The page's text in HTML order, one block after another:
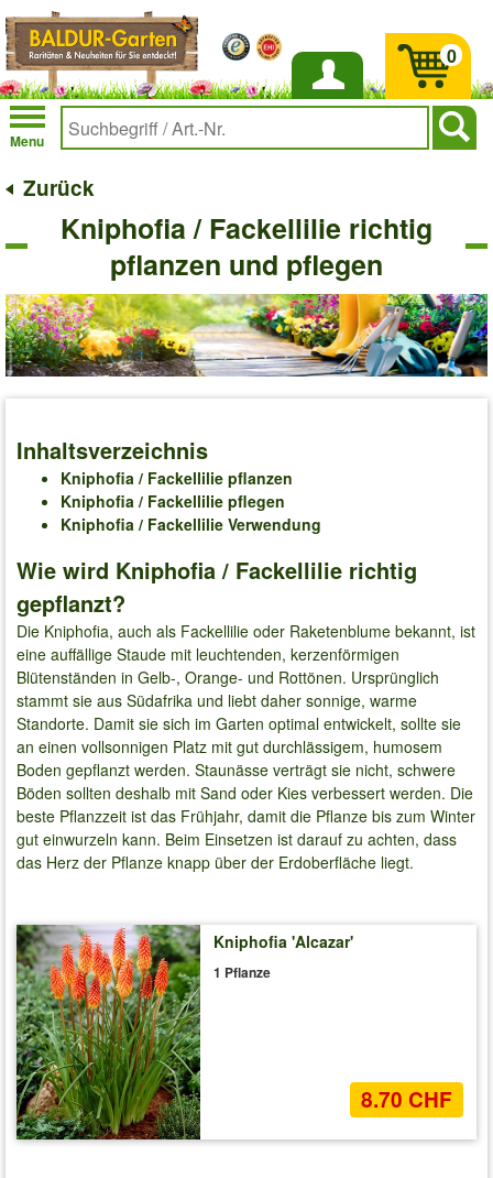
Anmelden
Menu
0
Zurück
Kniphofia / Fackellilie richtig
pflanzen und pflegen
Inhaltsverzeichnis
Kniphofia / Fackellilie​ pflanzen
Kniphofia / Fackellilie pflegen
Kniphofia / Fackellilie Verwendung
Wie wird Kniphofia / Fackellilie richtig
gepflanzt?
Die Kniphofia, auch als Fackellilie oder Raketenblume bekannt, ist
eine auffällige Staude mit leuchtenden, kerzenförmigen
Blütenständen in Gelb-, Orange- und Rottönen. Ursprünglich
stammt sie aus Südafrika und liebt daher sonnige, warme
Standorte. Damit sie sich im Garten optimal entwickelt, sollte sie
an einen vollsonnigen Platz mit gut durchlässigem, humosem
Boden gepflanzt werden. Staunässe verträgt sie nicht, schwere
Böden sollten deshalb mit Sand oder Kies verbessert werden. Die
beste Pflanzzeit ist das Frühjahr, damit die Pflanze bis zum Winter
gut einwurzeln kann. Beim Einsetzen ist darauf zu achten, dass
das Herz der Pflanze knapp über der Erdoberfläche liegt.
Kniphofia 'Alcazar'
1 Pflanze
8.70 CHF